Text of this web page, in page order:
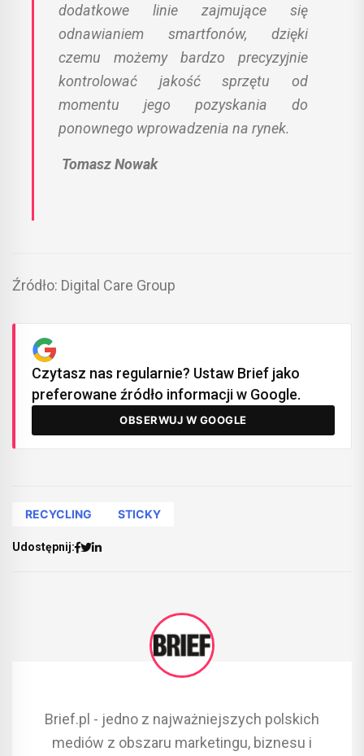
dodatkowe linie zajmujące się
odnawianiem smartfonów, dzięki
czemu możemy bardzo precyzyjnie
kontrolować jakość sprzętu od
momentu jego pozyskania do
ponownego wprowadzenia na rynek.
Tomasz Nowak
Źródło: Digital Care Group
Czytasz nas regularnie? Ustaw Brief jako
preferowane źródło informacji w Google.
OBSERWUJ W GOOGLE
RECYCLING STICKY
Udostępnij:
Brief.pl - jedno z najważniejszych polskich
mediów z obszaru marketingu, biznesu i